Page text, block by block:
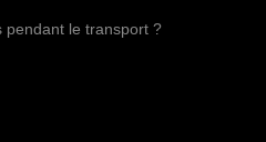
le transport ?